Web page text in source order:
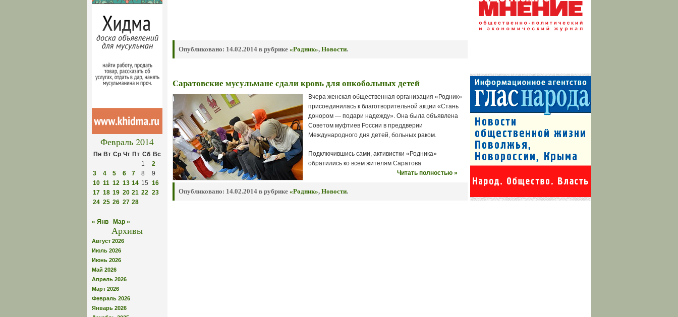
Февраль 2014
Пн Вт Ср Чт Пт Сб Вс
1
2
3
4 5 6 7 8
9
10 11 12 13 14 15 16
17 18 19 20 21 22 23
24 25 26 27 28
« Янв Мар »
Архивы
Август 2026
Июль 2026
Июнь 2026
Май 2026
Апрель 2026
Март 2026
Февраль 2026
Январь 2026
Опубликовано: 14.02.2014 в рубрике «Родник», Новости.
Саратовские мусульмане сдали кровь для онкобольных детей
Вчера женская общественная организация «Родник»
присоединилась к благотворительной акции «Стань
донором — подари надежду». Она была объявлена
Советом муфтиев России в преддверии
Международного дня детей, больных раком.
Подключившись сами, активистки «Родника»
обратились ко всем жителям Саратова
Читать полностью »
Опубликовано: 14.02.2014 в рубрике «Родник», Новости.